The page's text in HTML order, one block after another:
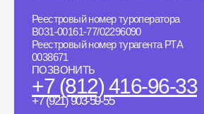
Реестровый номер туроператора
B031-00161-77/02296090
Реестровый номер турагента РТА
0038671
ПОЗВОНИТЬ
+7 (812) 416-96-33
+7 (921) 903-59-55